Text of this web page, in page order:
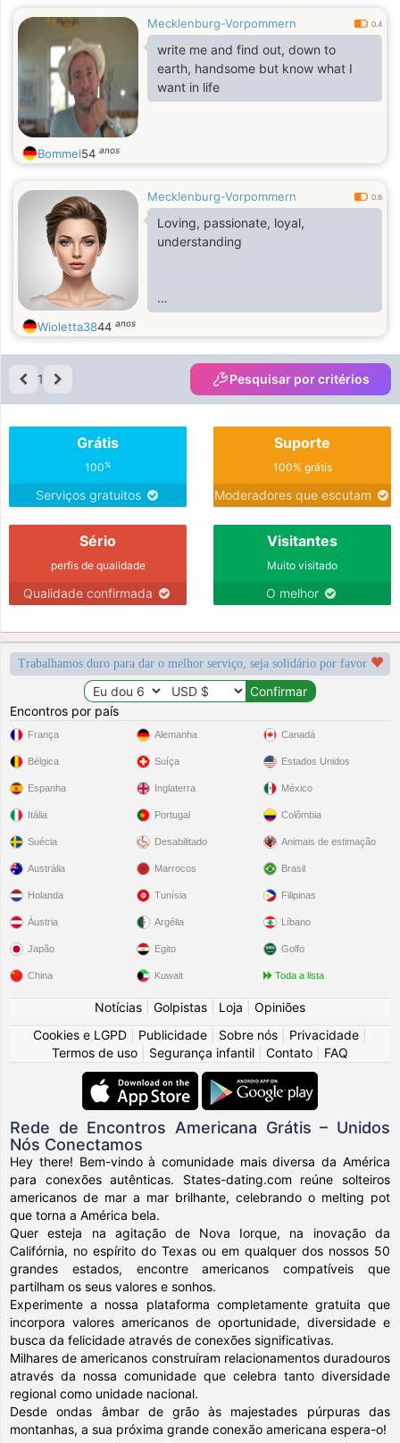
Mecklenburg-Vorpommern 0.4
write me and find out, down to
earth, handsome but know what I
want in life
Bommel54 anos
Mecklenburg-Vorpommern 0.6
Loving, passionate, loyal,
understanding
Wioletta3844 anos
1 Pesquisar por critérios
Grátis
100%
Serviços gratuitos
Suporte
100% grátis
Moderadores que escutam
Sério
perfis de qualidade
Qualidade confirmada
Visitantes
Muito visitado
O melhor
Trabalhamos duro para dar o melhor serviço, seja solidário por favor
Encontros por país
França
Bélgica
Espanha
Itália
Suécia
Alemanha
Suíça
Inglaterra
Portugal
Desabilitado
Canadá
Estados Unidos
México
Colômbia
Animais de estimação
Austrália
Holanda
Áustria
Japão
China
Marrocos
Tunísia
Argélia
Egito
Kuwait
Brasil
Filipinas
Líbano
Golfo
Toda a lista
Notícias Golpistas Loja
Opiniões
Cookies e LGPD
Publicidade Sobre nós Privacidade
Termos de uso
Segurança infantil Contato FAQ
Rede de Encontros Americana Grátis – Unidos
Nós Conectamos
Hey there! Bem-vindo à comunidade mais diversa da América
para conexões autênticas. States-dating.com reúne solteiros
americanos de mar a mar brilhante, celebrando o melting pot
que torna a América bela.
Quer esteja na agitação de Nova Iorque, na inovação da
Califórnia, no espírito do Texas ou em qualquer dos nossos 50
grandes estados, encontre americanos compatíveis que
partilham os seus valores e sonhos.
Experimente a nossa plataforma completamente gratuita que
incorpora valores americanos de oportunidade, diversidade e
busca da felicidade através de conexões significativas.
Milhares de americanos construíram relacionamentos duradouros
através da nossa comunidade que celebra tanto diversidade
regional como unidade nacional.
Desde ondas âmbar de grão às majestades púrpuras das
montanhas, a sua próxima grande conexão americana espera-o!